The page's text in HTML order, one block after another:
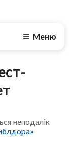
☰ Меню
неподалік